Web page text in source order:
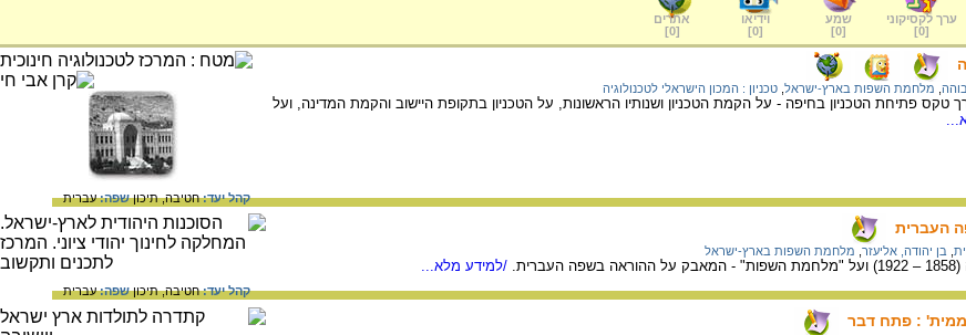
ערך לקסיקוני
[
0
]
שמע
[
0
]
וידיאו
[
0
]
אתרים
[
0
]
מלחמת השפות בארץ-ישראל טכניון : המכון הישראלי לטכנולוגיה
תרפ"ה (1925) נערך טקס פתיחת הטכניון בחיפה - על הקמת הטכניון ושנותיו הראשונות, על הטכניון בתקופת היישוב והקמת המדינה, ועל
קהל יעד:חטיבה,תיכוןשפה:עברית
העברית
בן יהודה, אליעזר מלחמת השפות בארץ-ישראל
/למידע מלא...
קהל יעד:חטיבה,תיכוןשפה:עברית
: פתח דבר